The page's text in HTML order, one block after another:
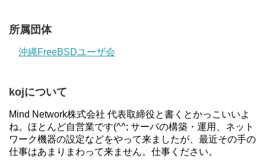
所属団体
沖縄FreeBSDユーザ会
kojについて
Mind Network株式会社 代表取締役と書くとかっこいいよ
ね。ほとんど自営業です(^^; サーバの構築・運用、ネット
ワーク機器の設定などをやって来ましたが、最近その手の
仕事はあまりまわって来ません。仕事ください。